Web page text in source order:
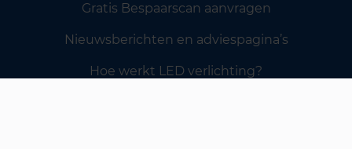
Gratis Bespaarscan aanvragen
Nieuwsberichten en adviespagina’s
Hoe werkt LED verlichting?